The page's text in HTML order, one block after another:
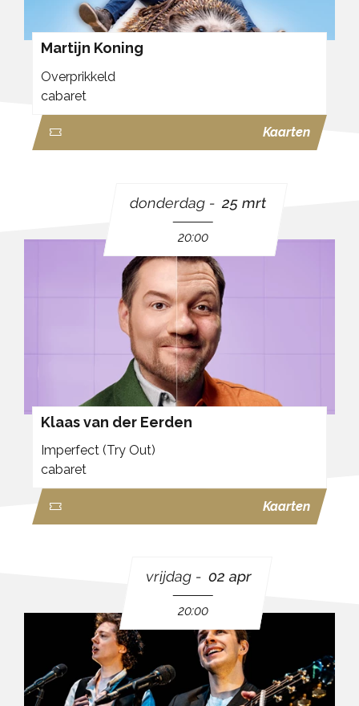
Martijn Koning
Overprikkeld
cabaret
Kaarten
donderdag 25 mrt
20:00
Klaas van der Eerden
Imperfect (Try Out)
cabaret
Kaarten
vrijdag 02 apr
20:00